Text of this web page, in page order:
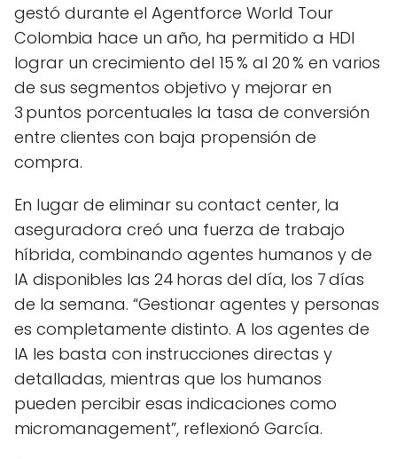
gestó durante el Agentforce World Tour
Colombia hace un año, ha permitido a HDI
lograr un crecimiento del 15 % al 20 % en varios
de sus segmentos objetivo y mejorar en
3 puntos porcentuales la tasa de conversión
entre clientes con baja propensión de
compra.
En lugar de eliminar su contact center, la
aseguradora creó una fuerza de trabajo
híbrida, combinando agentes humanos y de
IA disponibles las 24 horas del día, los 7 días
de la semana. “Gestionar agentes y personas
es completamente distinto. A los agentes de
IA les basta con instrucciones directas y
detalladas, mientras que los humanos
pueden percibir esas indicaciones como
micromanagement”, reflexionó García.